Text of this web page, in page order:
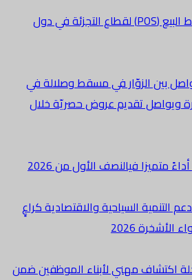
زوهو تطلق حل نقاط البيع (POS) لقطاع التجزئة في دول
بين الزوّار في مسقط وصلالة في
ويواصل تقديم عروض حصريّة خلال
متميزا فيالنصف الأول من 2026
التنمية السياحية والاقتصادية كراعٍ
2026
اكتشاف مهني لأبناء الموظفين ضمن